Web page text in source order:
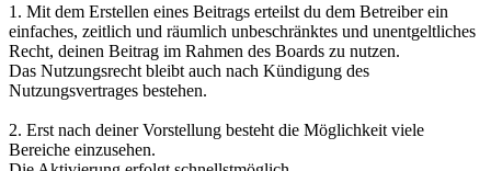
1. Mit dem Erstellen eines Beitrags erteilst du dem Betreiber ein
einfaches, zeitlich und räumlich unbeschränktes und unentgeltliches
Recht, deinen Beitrag im Rahmen des Boards zu nutzen.
Das Nutzungsrecht bleibt auch nach Kündigung des
Nutzungsvertrages bestehen.
2. Erst nach deiner Vorstellung besteht die Möglichkeit viele
Bereiche einzusehen.